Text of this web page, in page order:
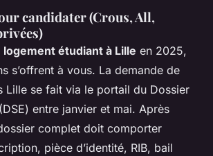
candidater (Crous, All,
logement étudiant à Lille en 2025,
s’offrent à vous. La demande de
Lille se fait via le portail du Dossier
entre janvier et mai. Après
complet doit comporter
pièce d’identité, RIB, bail